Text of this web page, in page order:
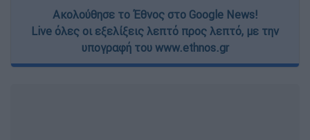
Ακολούθησε το Έθνος στο Google News!
Live όλες οι εξελίξεις λεπτό προς λεπτό, με την
υπογραφή του www.ethnos.gr